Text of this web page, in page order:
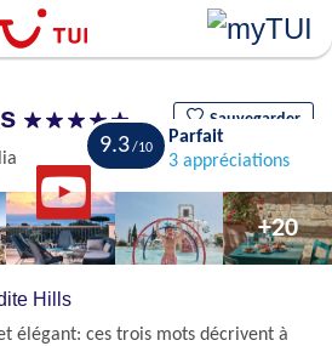
Sauvegarder
9.3
Parfait
3 appréciations
+20
Hills
élégant: ces trois mots décrivent à